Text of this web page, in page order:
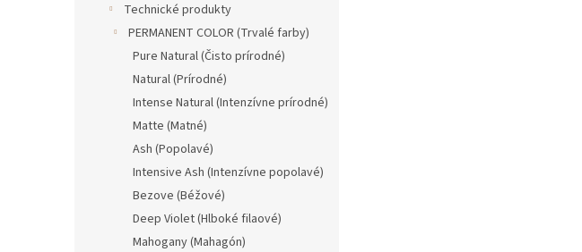
Technické produkty
PERMANENT COLOR (Trvalé farby)
Pure Natural (Čisto prírodné)
Natural (Prírodné)
Intense Natural (Intenzívne prírodné)
Matte (Matné)
Ash (Popolavé)
Intensive Ash (Intenzívne popolavé)
Bezove (Béžové)
Deep Violet (Hlboké filaové)
Mahogany (Mahagón)